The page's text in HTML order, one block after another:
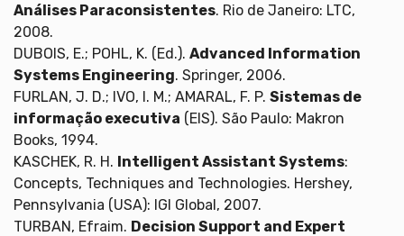
Análises Paraconsistentes. Rio de Janeiro: LTC,
2008.
DUBOIS, E.; POHL, K. (Ed.). Advanced Information
Systems Engineering. Springer, 2006.
FURLAN, J. D.; IVO, I. M.; AMARAL, F. P. Sistemas de
informação executiva (EIS). São Paulo: Makron
Books, 1994.
KASCHEK, R. H. Intelligent Assistant Systems:
Concepts, Techniques and Technologies. Hershey,
Pennsylvania (USA): IGI Global, 2007.
TURBAN, Efraim. Decision Support and Expert